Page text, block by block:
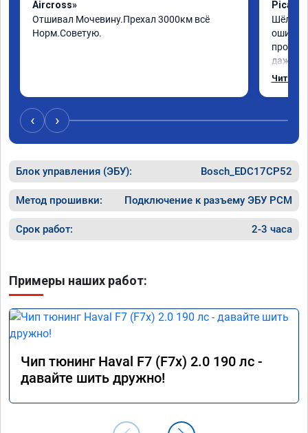
Aircross»
Отшивал Мочевину.Прехал 3000км всё
Норм.Советую.
Шёл по
ошибка
даже с
Читать
‹ ›
Блок управления (ЭБУ): Bosch_EDC17CP52
Метод прошивки: Подключение к разъему ЭБУ PCM
Срок работ: 2-3 часа
Примеры наших работ:
Чип тюнинг Haval F7 (F7x) 2.0 190 лс -
давайте шить дружно!